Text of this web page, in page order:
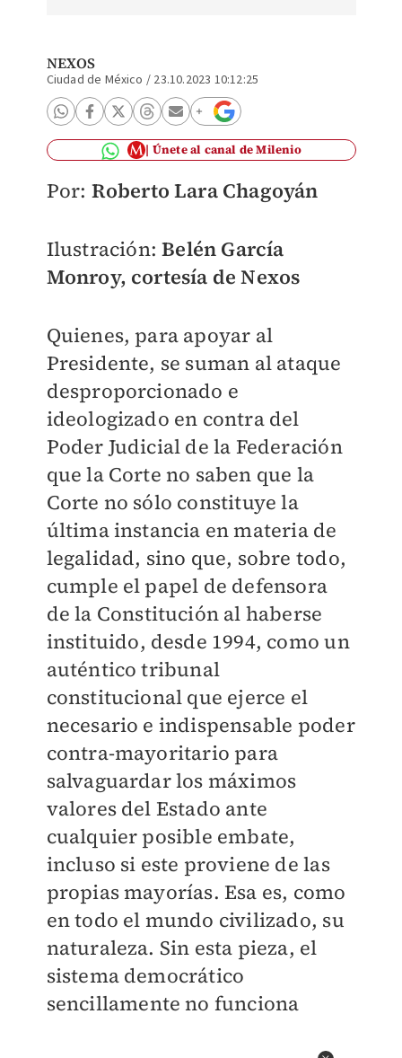
NEXOS
Ciudad de México / 23.10.2023 10:12:25
Únete al canal de Milenio
Por: Roberto Lara Chagoyán
Ilustración:Belén García
Monroy, cortesía de Nexos
Quienes, para apoyar al
Presidente, se suman al ataque
desproporcionado e
ideologizado en contra del
Poder Judicial de la Federación
que la Corte no saben que la
Corte no sólo constituye la
última instancia en materia de
legalidad, sino que, sobre todo,
cumple el papel de defensora
de la Constitución al haberse
instituido, desde 1994, como un
auténtico tribunal
constitucional que ejerce el
necesario e indispensable poder
contra-mayoritario para
salvaguardar los máximos
valores del Estado ante
cualquier posible embate,
incluso si este proviene de las
propias mayorías. Esa es, como
en todo el mundo civilizado, su
naturaleza. Sin esta pieza, el
sistema democrático
sencillamente no funciona